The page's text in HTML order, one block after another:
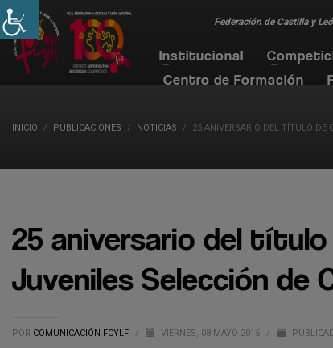
Federación de Castilla y
Institucional
Centro de Formación
INICIO PUBLICACIONES NOTICIAS 25 ANIVERSARIO DEL TÍTULO DE
25 aniversario del título
Juveniles Selección de
POR COMUNICACIÓN FCYLF / VIERNES, 08 MAYO 2015 /